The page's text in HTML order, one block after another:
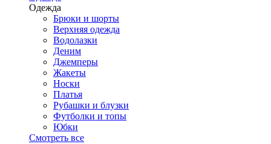
Одежда
Брюки и шорты
Верхняя одежда
Водолазки
Деним
Джемперы
Жакеты
Носки
Платья
Рубашки и блузки
Футболки и топы
Юбки
Смотреть все